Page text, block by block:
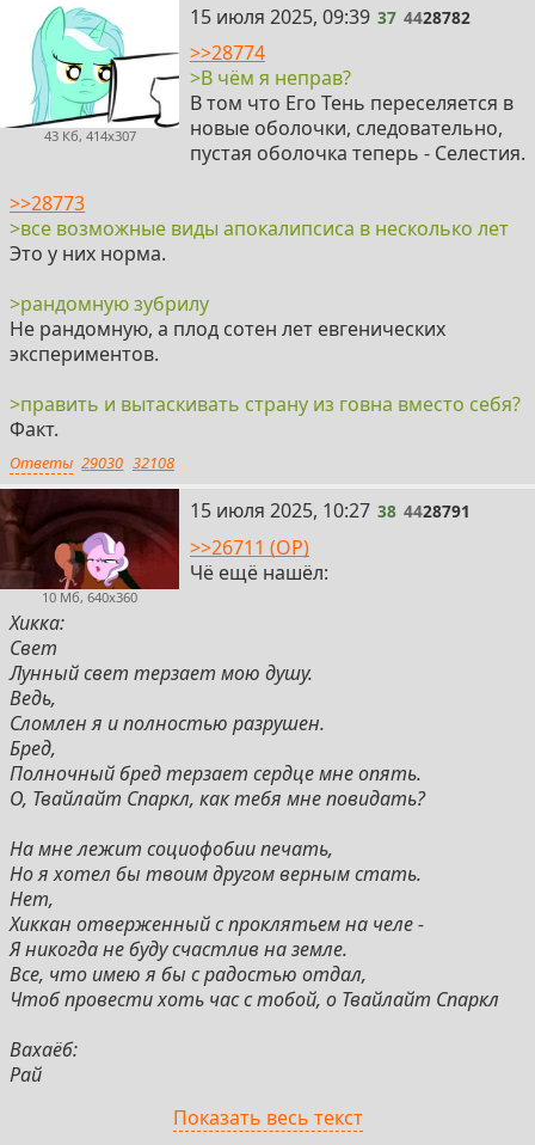
43 Кб, 414x307
37
15 июля 2025, 09:39 37 4428782
>>28774
>В чём я неправ?
В том что Его Тень переселяется в
новые оболочки, следовательно,
пустая оболочка теперь - Селестия.
>>28773
>все возможные виды апокалипсиса в несколько лет
Это у них норма.
>рандомную зубрилу
Не рандомную, а плод сотен лет евгенических
экспериментов.
>править и вытаскивать страну из говна вместо себя?
Факт.
Ответы 29030 32108
10 Мб, 640x360
38
15 июля 2025, 10:27 38 4428791
>>26711 (OP)
Чё ещё нашёл:
Хикка:
Свет
Лунный свет терзает мою душу.
Ведь,
Сломлен я и полностью разрушен.
Бред,
Полночный бред терзает сердце мне опять.
О, Твайлайт Спаркл, как тебя мне повидать?
На мне лежит социофобии печать,
Но я хотел бы твоим другом верным стать.
Нет,
Хиккан отверженный с проклятьем на челе -
Я никогда не буду счастлив на земле.
Все, что имею я бы с радостью отдал,
Чтоб провести хоть час с тобой, о Твайлайт Спаркл
Вахаёб:
Рай
Показать весь текст